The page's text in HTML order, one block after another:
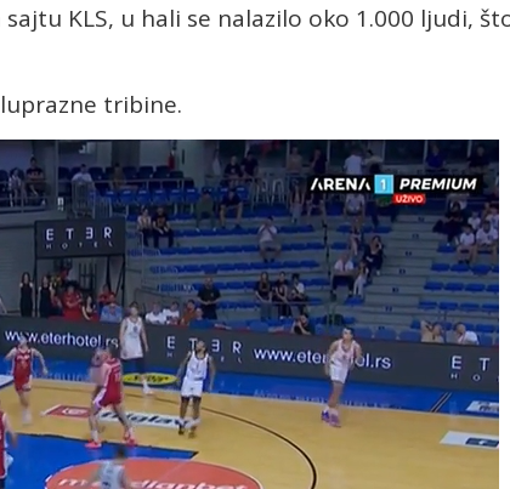
KLS, u hali se nalazilo oko 1.000 ljudi,
tribine.